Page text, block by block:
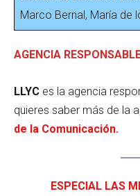
Marco Bernal, María de
AGENCIA
LLYC es la agencia
quieres saber más de la
de la Comunicación.
ESPECIAL LAS